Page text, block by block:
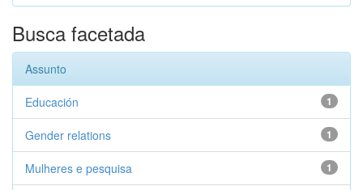
Busca facetada
Assunto
1
Educación
1
Gender relations
1
Mulheres e pesquisa